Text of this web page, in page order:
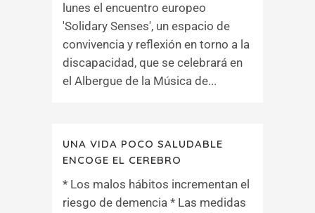
lunes el encuentro europeo
'Solidary Senses', un espacio de
convivencia y reflexión en torno a la
discapacidad, que se celebrará en
el Albergue de la Música de...
UNA VIDA POCO SALUDABLE
ENCOGE EL CEREBRO
* Los malos hábitos incrementan el
riesgo de demencia * Las medidas